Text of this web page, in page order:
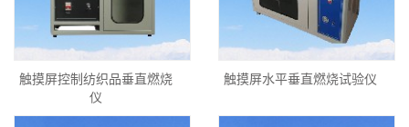
触摸屏控制纺织品垂直燃烧
仪
触摸屏水平垂直燃烧试验仪